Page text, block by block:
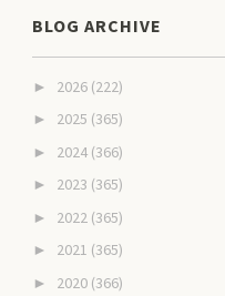
BLOG ARCHIVE
► 2026 (222)
► 2025 (365)
► 2024 (366)
► 2023 (365)
► 2022 (365)
► 2021 (365)
► 2020 (366)